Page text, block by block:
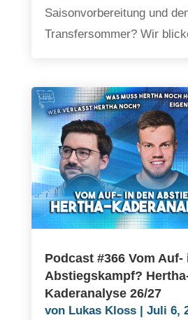
Saisonvorbereitung und
Transfersommer? Wir
Podcast #366 Vom Auf-
Abstiegskampf?
Kaderanalyse 26/27
von Lukas Kloss| Juli 6,